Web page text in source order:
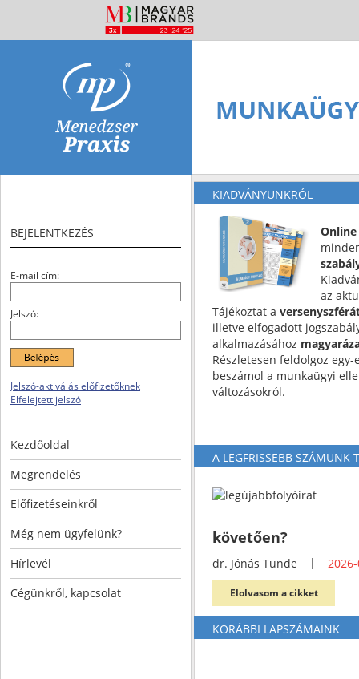
BEJELENTKEZÉS
E-mail cím:
Jelszó:
Jelszó-aktiválás előfizetőknek
Elfelejtett jelszó
Kezdőoldal
Megrendelés
Előfizetéseinkről
Még nem ügyfelünk?
Hírlevél
Cégünkről, kapcsolat
KIADVÁNYUNKRÓL
az
Tájékoztat a
illetve elfogadott
alkalmazásához
Részletesen feldolgoz
beszámol a munkaügyi
változásokról.
A LEGFRISSEBB SZÁMUNK
követően?
dr. Jónás Tünde |
Elolvasom a cikket
KORÁBBI LAPSZÁMAINK